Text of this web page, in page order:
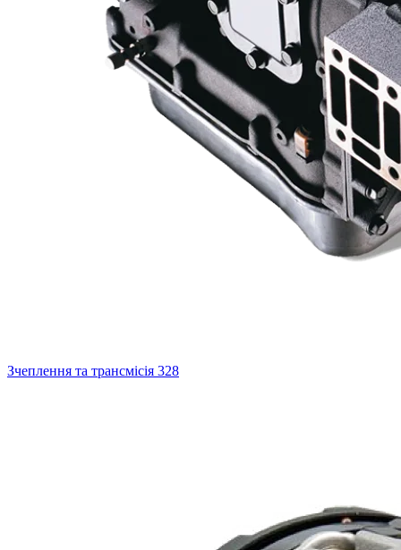
Зчеплення та трансмісія 328